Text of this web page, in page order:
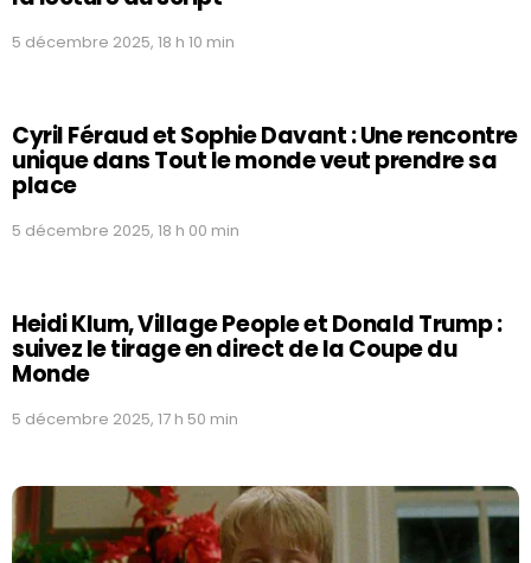
5 décembre 2025, 18 h 10 min
Cyril Féraud et Sophie Davant : Une rencontre
unique dans Tout le monde veut prendre sa
place
5 décembre 2025, 18 h 00 min
Heidi Klum, Village People et Donald Trump :
suivez le tirage en direct de la Coupe du
Monde
5 décembre 2025, 17 h 50 min